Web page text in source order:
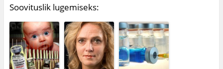
Soovituslik lugemiseks: